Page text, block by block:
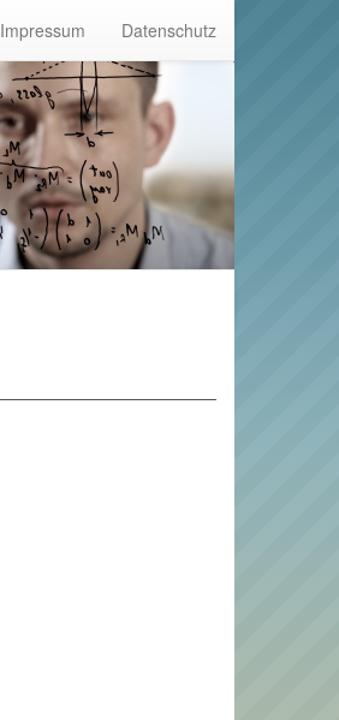
Impressum Datenschutz